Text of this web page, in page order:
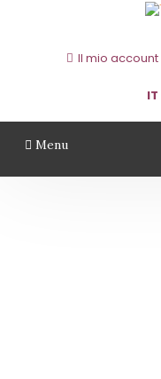
Il mio account
IT
Menu